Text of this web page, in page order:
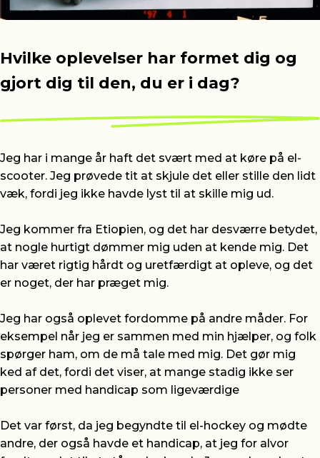
Hvilke oplevelser har formet dig og
gjort dig til den, du er i dag?
Jeg har i mange år haft det svært med at køre på el-
scooter. Jeg prøvede tit at skjule det eller stille den lidt
væk, fordi jeg ikke havde lyst til at skille mig ud.
Jeg kommer fra Etiopien, og det har desværre betydet,
at nogle hurtigt dømmer mig uden at kende mig. Det
har været rigtig hårdt og uretfærdigt at opleve, og det
er noget, der har præget mig.
Jeg har også oplevet fordomme på andre måder. For
eksempel når jeg er sammen med min hjælper, og folk
spørger ham, om de må tale med mig. Det gør mig
ked af det, fordi det viser, at mange stadig ikke ser
personer med handicap som ligeværdige
Det var først, da jeg begyndte til el-hockey og mødte
andre, der også havde et handicap, at jeg for alvor